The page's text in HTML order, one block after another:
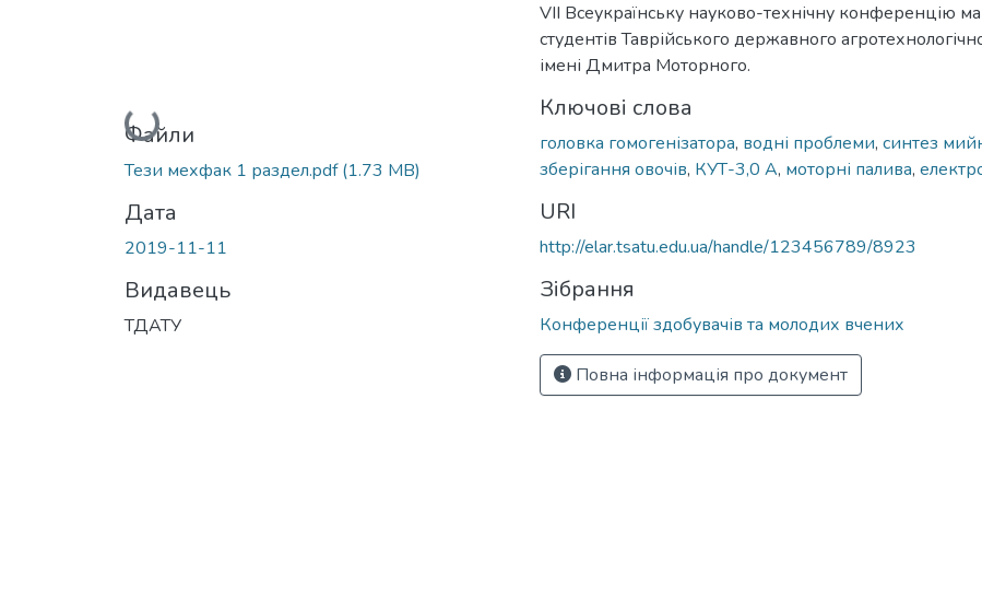
Вантажиться...
Файли
Тези мехфак 1 раздел.pdf(1.73 MB)
Дата
2019-11-11
Видавець
ТДАТУ
VII Всеукраїнську науково-технічну конференцію
студентів Таврійського державного
імені Дмитра Моторного.
Ключові слова
головка гомогенізатора, водні проблеми, синтез
зберігання овочів, КУТ-3,0 А, моторні палива,
URI
http://elar.tsatu.edu.ua/handle/123456789/8923
Зібрання
Конференції здобувачів та молодих вчених
Повна інформація про документ